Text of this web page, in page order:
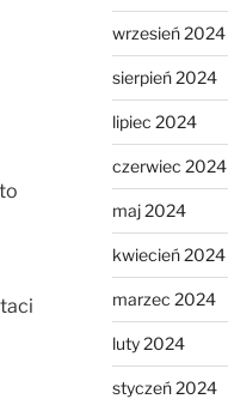
wrzesień 2024
sierpień 2024
lipiec 2024
czerwiec 2024
maj 2024
kwiecień 2024
marzec 2024
luty 2024
styczeń 2024